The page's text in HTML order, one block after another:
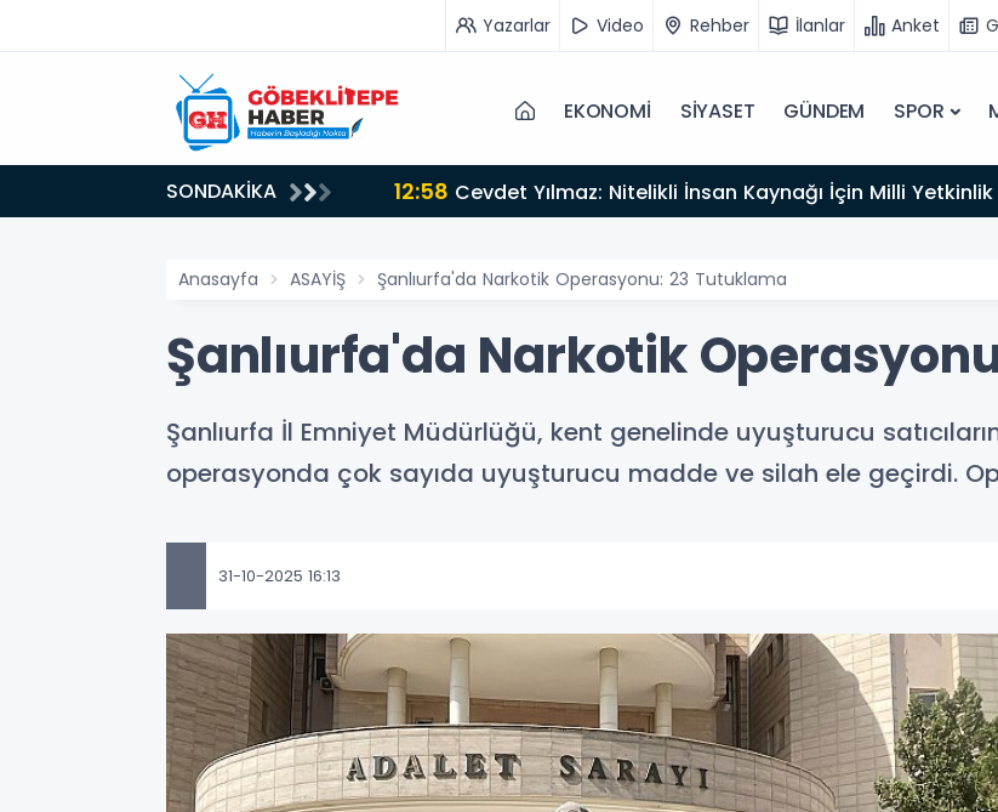
Yazarlar Video Rehber İlanlar Anket
EKONOMİ SİYASET GÜNDEM SPOR
SONDAKİKA 12:58 Cevdet Yılmaz: Nitelikli İnsan Kaynağı İçin Milli
Anasayfa ASAYİŞ Şanlıurfa'da Narkotik Operasyonu: 23 Tutuklama
Şanlıurfa'da Narkotik
Şanlıurfa İl Emniyet Müdürlüğü, kent genelinde uyuşturucu
operasyonda çok sayıda uyuşturucu madde ve silah ele geçirdi.
31-10-2025 16:13